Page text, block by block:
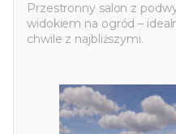
Przestronny salon z
widokiem na ogród –
chwile z najbliższymi.